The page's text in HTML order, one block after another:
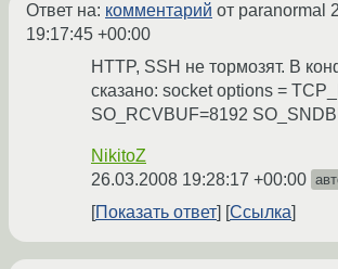
Ответ на: комментарий от paranormal
19:17:45 +00:00
HTTP, SSH не тормозят. В
сказано: socket options =
SO_RCVBUF=8192
NikitoZ
26.03.2008 19:28:17 +00:00
Показать ответ Ссылка